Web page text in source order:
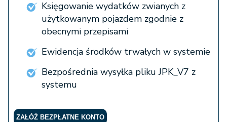
Księgowanie wydatków zwianych z
użytkowanym pojazdem zgodnie z
obecnymi przepisami
Ewidencja środków trwałych w systemie
Bezpośrednia wysyłka pliku JPK_V7 z
systemu
ZAŁÓŻ BEZPŁATNE KONTO